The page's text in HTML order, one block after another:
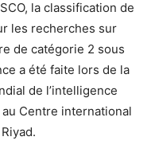
la classification de
les recherches sur
de catégorie 2 sous
a été faite lors de la
de l’intelligence
Centre international